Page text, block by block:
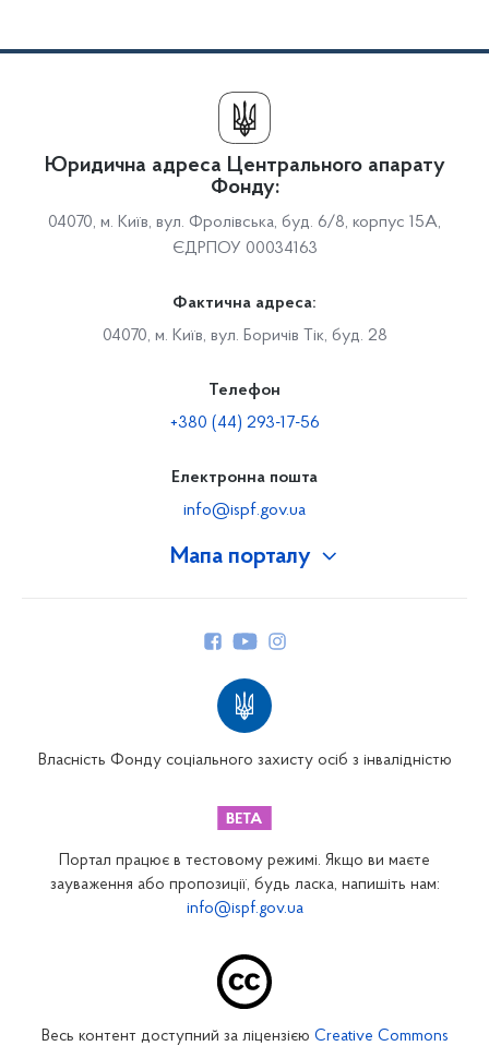
Мапа порталу
Закарпатське відділення
Запорізьке відділення
Юридична адреса Центрального апарату
Фонду:
04070, м. Київ, вул. Фролівська, буд. 6/8, корпус 15А,
ЄДРПОУ 00034163
Фактична адреса:
04070, м. Київ, вул. Боричів Тік, буд. 28
Телефон
+380 (44) 293-17-56
Електронна пошта
info@ispf.gov.ua
Власність Фонду соціального захисту осіб з інвалідністю
Портал працює в тестовому режимі. Якщо ви маєте
зауваження або пропозиції, будь ласка, напишіть нам:
info@ispf.gov.ua
Весь контент доступний за ліцензією Creative Commons